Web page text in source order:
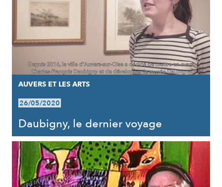
AUVERS ET LES ARTS
26/05/2020
Daubigny, le dernier voyage